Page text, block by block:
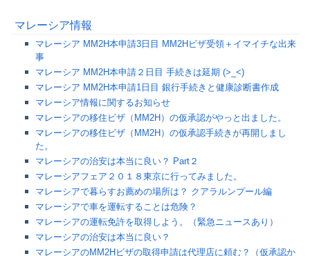
マレーシア情報
マレーシア MM2H本申請3日目 MM2Hビザ受領＋イマイチな出来
事
マレーシア MM2H本申請２日目 手続きは延期 (>_<)
マレーシア MM2H本申請1日目 銀行手続きと健康診断書作成
マレーシア情報に関するお知らせ
マレーシアの移住ビザ（MM2H）の仮承認がやっと出ました。
マレーシアの移住ビザ（MM2H）の仮承認手続きが再開しまし
た。
マレーシアの治安は本当に良い？ Part２
マレーシアフェア２０１８東京に行ってみました。
マレーシアで暮らすお薦めの場所は？ クアラルンプール編
マレーシアで車を運転することは危険？
マレーシアの運転免許を取得しよう。（緊急ニュースあり）
マレーシアの治安は本当に良い？
マレーシアのMM2Hビザの取得申請は代理店に頼む？（仮承認か